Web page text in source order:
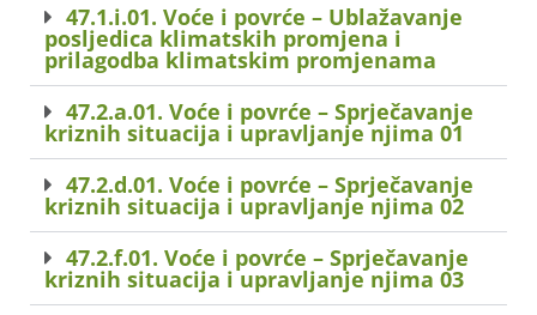
47.1.i.01. Voće i povrće – Ublažavanje
posljedica klimatskih promjena i
prilagodba klimatskim promjenama
47.2.a.01. Voće i povrće – Sprječavanje
kriznih situacija i upravljanje njima 01
47.2.d.01. Voće i povrće – Sprječavanje
kriznih situacija i upravljanje njima 02
47.2.f.01. Voće i povrće – Sprječavanje
kriznih situacija i upravljanje njima 03